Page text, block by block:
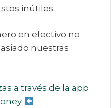
inútiles.
en efectivo no
nuestras
a través de la app